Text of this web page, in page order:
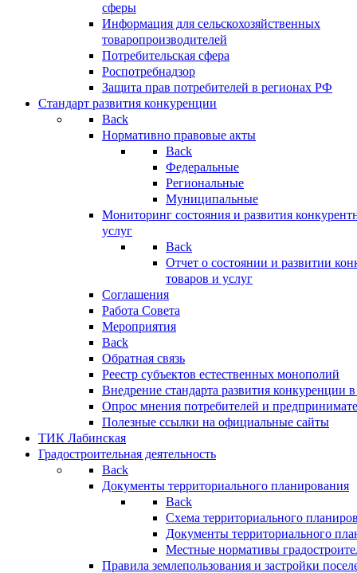
сферы
Информация для сельскохозяйственных
товаропроизводителей
Потребительская сфера
Роспотребнадзор
Защита прав потребителей в регионах РФ
Стандарт развития конкуренции
Back
Нормативно правовые акты
Back
Федеральные
Региональные
Муниципальные
Мониторинг состояния и развития
услуг
Back
Отчет о состоянии и развитии
товаров и услуг
Соглашения
Работа Совета
Мероприятия
Back
Обратная связь
Реестр субъектов естественных монополий
Внедрение стандарта развития конкуренции
Опрос мнения потребителей и
Полезные ссылки на официальные сайты
ТИК Лабинская
Градостроительная деятельность
Back
Документы территориального планирования
Back
Схема территориального
Документы территориального
Местные нормативы
Правила землепользования и застройки